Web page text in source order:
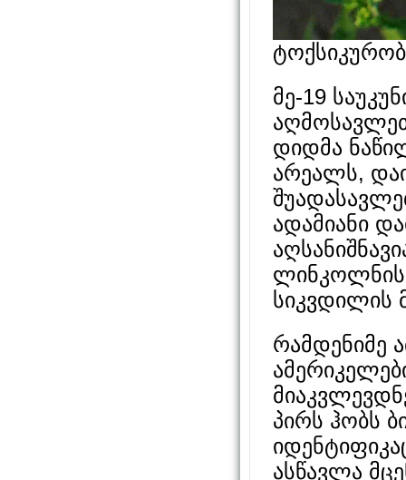
მე-19
დიდმა
არეალს,
ადამიანი
ლინკოლნის
სიკვდილის
რამდენიმე
პირს ჰობს
ასწავლა